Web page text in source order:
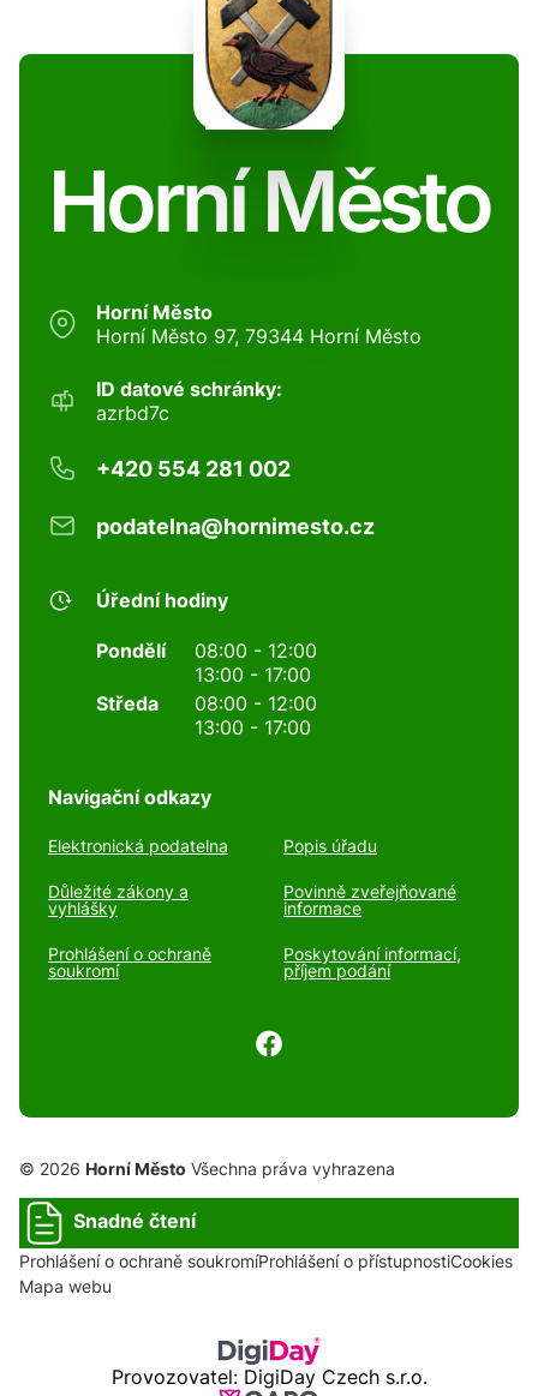
Horní Město
Horní Město
Horní Město 97, 79344 Horní Město
ID datové schránky:
azrbd7c
+420 554 281 002
podatelna@hornimesto.cz
Úřední hodiny
Pondělí
08:00 - 12:00
13:00 - 17:00
Středa
08:00 - 12:00
13:00 - 17:00
Navigační odkazy
Elektronická podatelna Popis úřadu
Důležité zákony a
vyhlášky
Povinně zveřejňované
informace
Prohlášení o ochraně
soukromí
Poskytování informací,
příjem podání
© 2026 Horní Město Všechna práva vyhrazena
Snadné čtení
Prohlášení o ochraně soukromíProhlášení o přístupnostiCookies
Mapa webu
Provozovatel: DigiDay Czech s.r.o.